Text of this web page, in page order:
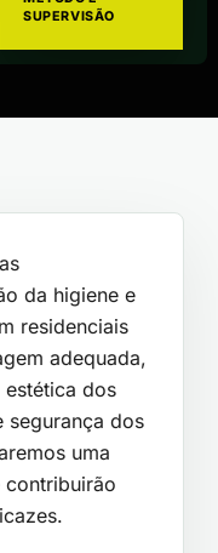
SUPERVISÃO
da higiene e
residenciais
adequada,
estética dos
segurança dos
uma
contribuirão